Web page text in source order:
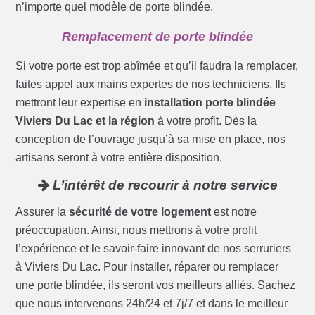
n’importe quel modèle de porte blindée.
Remplacement de porte blindée
Si votre porte est trop abîmée et qu’il faudra la remplacer,
faites appel aux mains expertes de nos techniciens. Ils
mettront leur expertise en installation porte blindée
Viviers Du Lac et la région à votre profit. Dès la
conception de l’ouvrage jusqu’à sa mise en place, nos
artisans seront à votre entière disposition.
L’intérêt de recourir à notre service
Assurer lasécurité de votre logement est notre
préoccupation. Ainsi, nous mettrons à votre profit
l’expérience et le savoir-faire innovant de nos serruriers
à Viviers Du Lac. Pour installer, réparer ou remplacer
une porte blindée, ils seront vos meilleurs alliés. Sachez
que nous intervenons 24h/24 et 7j/7 et dans le meilleur